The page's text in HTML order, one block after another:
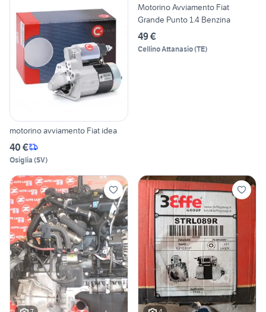
motorino avviamento Fiat idea
40 €
Osiglia (SV)
Motorino Avviamento Fiat
Grande Punto 1.4 Benzina
49 €
Cellino Attanasio(TE)